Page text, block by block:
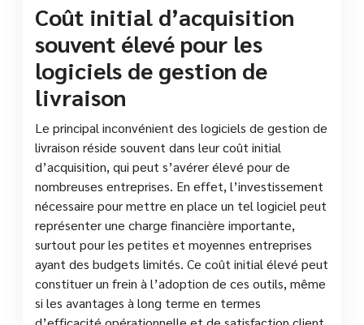
Coût initial d’acquisition
souvent élevé pour les
logiciels de gestion de
livraison
Le principal inconvénient des logiciels de gestion de
livraison réside souvent dans leur coût initial
d’acquisition, qui peut s’avérer élevé pour de
nombreuses entreprises. En effet, l’investissement
nécessaire pour mettre en place un tel logiciel peut
représenter une charge financière importante,
surtout pour les petites et moyennes entreprises
ayant des budgets limités. Ce coût initial élevé peut
constituer un frein à l’adoption de ces outils, même
si les avantages à long terme en termes